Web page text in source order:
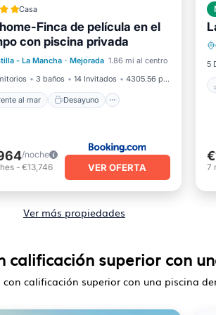
Casa
Finca de película en el
con piscina privada
- La Mancha · Mejorada 1.86 mi al centro
3 baños 14 Invitados 4305.56 pies²
al mar Desayuno
Frente al mar
Desayuno
Aparcamiento
Piscina
/noche
- €13,746 VER OFERTA
5
7
Ver más propiedades
calificación superior con
con calificación superior con una piscina